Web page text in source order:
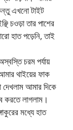
এখনো টাইট
চওড়া তার পাশের
হাত পড়েনি, তাই
চরম পর্যায়
থাইয়ের ফাক
আমার দিকে
করতে লাগলাম।
মধ্যে হাত